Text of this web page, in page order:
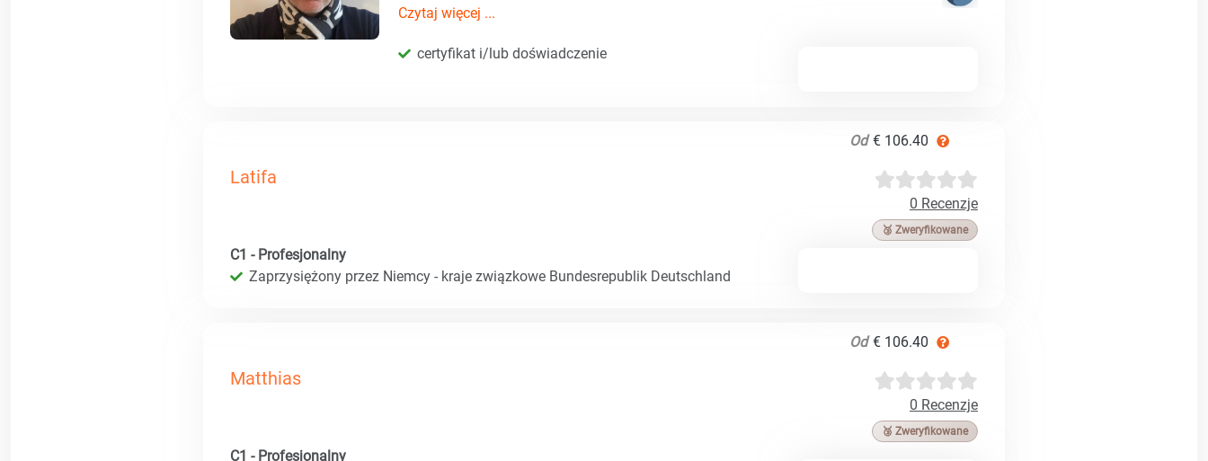
Czytaj więcej ...
certyfikat i/lub doświadczenie
Od€ 106.40
Latifa
0 Recenzje
🥉 Zweryfikowane
C1 - Profesjonalny
Zaprzysiężony przez Niemcy - kraje związkowe Bundesrepublik Deutschland
Od€ 106.40
Matthias
0 Recenzje
🥉 Zweryfikowane
C1 - Profesjonalny